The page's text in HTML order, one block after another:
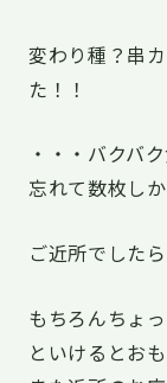
変わり種？串
た！！
・・・バクバ
忘れて数枚し
ご近所でした
もちろんちょ
といけるとお